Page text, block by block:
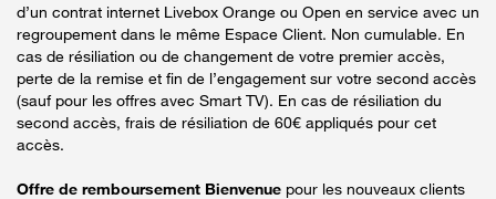
d’un contrat internet Livebox Orange ou Open en service avec un
regroupement dans le même Espace Client. Non cumulable. En
cas de résiliation ou de changement de votre premier accès,
perte de la remise et fin de l’engagement sur votre second accès
(sauf pour les offres avec Smart TV). En cas de résiliation du
second accès, frais de résiliation de 60€ appliqués pour cet
accès.
Offre de remboursement Bienvenue pour les nouveaux clients